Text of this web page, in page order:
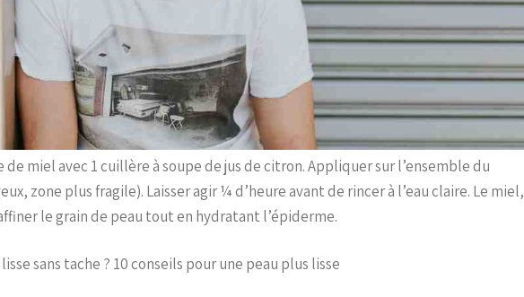
de miel avec 1 cuillère à soupe de jus de citron. Appliquer sur l’ensemble du
zone plus fragile). Laisser agir ¼ d’heure avant de rincer à l’eau claire. Le miel,
le grain de peau tout en hydratant l’épiderme.
sans tache ? 10 conseils pour une peau plus lisse